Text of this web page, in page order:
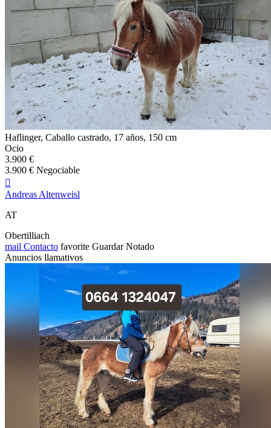
Haflinger, Caballo castrado, 17 años, 150 cm
Ocio
3.900 €
3.900 € Negociable

Andreas Altenweisl
AT
Obertilliach
mail Contacto favorite Guardar Notado
Anuncios llamativos